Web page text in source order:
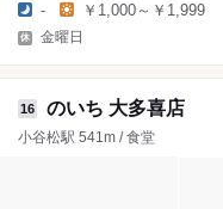
- ￥1,000～￥1,999
金曜日
16 のいち 大多喜店
小谷松駅 541m / 食堂